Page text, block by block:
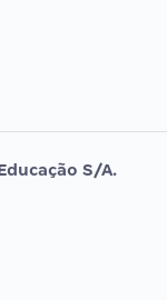
ORDEM
S/A.